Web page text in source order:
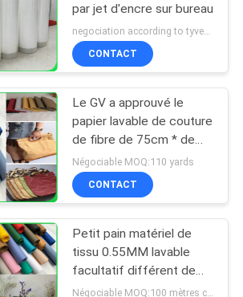
par jet d'encre sur bureau
CONTACT
Le GV a approuvé le
papier lavable de couture
de fibre de 75cm * de
100M avec 0.3mm
0.55mm 0.8mm
Négociable MOQ:110 yards
CONTACT
Petit pain matériel de
tissu 0.55MM lavable
facultatif différent de
couleur pour faire des